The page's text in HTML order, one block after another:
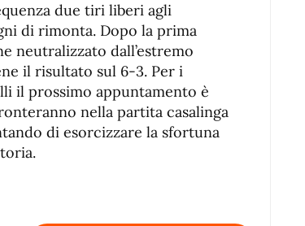
due tiri liberi agli
di rimonta. Dopo la prima
neutralizzato dall’estremo
il risultato sul 6-3. Per i
il prossimo appuntamento è
nella partita casalinga
di esorcizzare la sfortuna